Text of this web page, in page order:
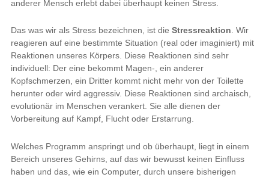
anderer Mensch erlebt dabei überhaupt keinen Stress.
Das was wir als Stress bezeichnen, ist die Stressreaktion. Wir
reagieren auf eine bestimmte Situation (real oder imaginiert) mit
Reaktionen unseres Körpers. Diese Reaktionen sind sehr
individuell: Der eine bekommt Magen-, ein anderer
Kopfschmerzen, ein Dritter kommt nicht mehr von der Toilette
herunter oder wird aggressiv. Diese Reaktionen sind archaisch,
evolutionär im Menschen verankert. Sie alle dienen der
Vorbereitung auf Kampf, Flucht oder Erstarrung.
Welches Programm anspringt und ob überhaupt, liegt in einem
Bereich unseres Gehirns, auf das wir bewusst keinen Einfluss
haben und das, wie ein Computer, durch unsere bisherigen